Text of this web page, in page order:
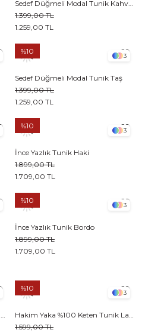
1.259,00 TL
1.399,00 TL
3
Sedef Düğmeli Modal Tunik Taş
1.259,00 TL
1.399,00 TL
%10
3
İnce Yazlık Tunik Haki
1.709,00 TL
1.899,00 TL
%10
3
İnce Yazlık Tunik Bordo
1.709,00 TL
1.899,00 TL
%10
3
1.599,00 TL
%10